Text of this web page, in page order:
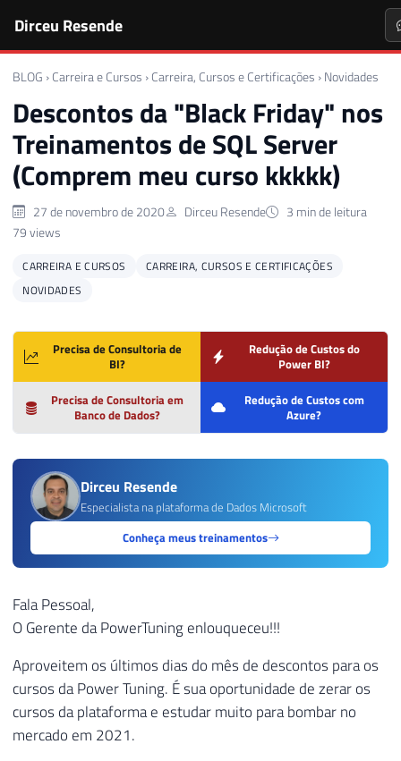
Dirceu Resende
BLOG › Carreira e Cursos › Carreira, Cursos e Certificações › Novidades
Descontos da "Black Friday" nos
Treinamentos de SQL Server
(Comprem meu curso kkkkk)
27 de novembro de 2020 Dirceu Resende
3 min de leitura
79 views
CARREIRA E CURSOS
CARREIRA, CURSOS E CERTIFICAÇÕES
NOVIDADES
Precisa de Consultoria de
BI?
Redução de Custos do
Power BI?
Precisa de Consultoria em
Banco de Dados?
Redução de Custos com
Azure?
Dirceu Resende
Especialista na plataforma de Dados Microsoft
Conheça meus treinamentos
Fala Pessoal,
O Gerente da PowerTuning enlouqueceu!!!
Aproveitem os últimos dias do mês de descontos para os
cursos da Power Tuning. É sua oportunidade de zerar os
cursos da plataforma e estudar muito para bombar no
mercado em 2021.